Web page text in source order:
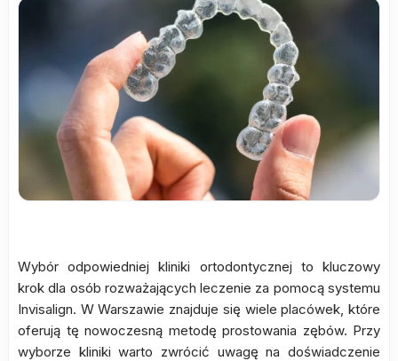
Wybór odpowiedniej kliniki ortodontycznej to kluczowy
krok dla osób rozważających leczenie za pomocą systemu
Invisalign. W Warszawie znajduje się wiele placówek, które
oferują tę nowoczesną metodę prostowania zębów. Przy
wyborze kliniki warto zwrócić uwagę na doświadczenie